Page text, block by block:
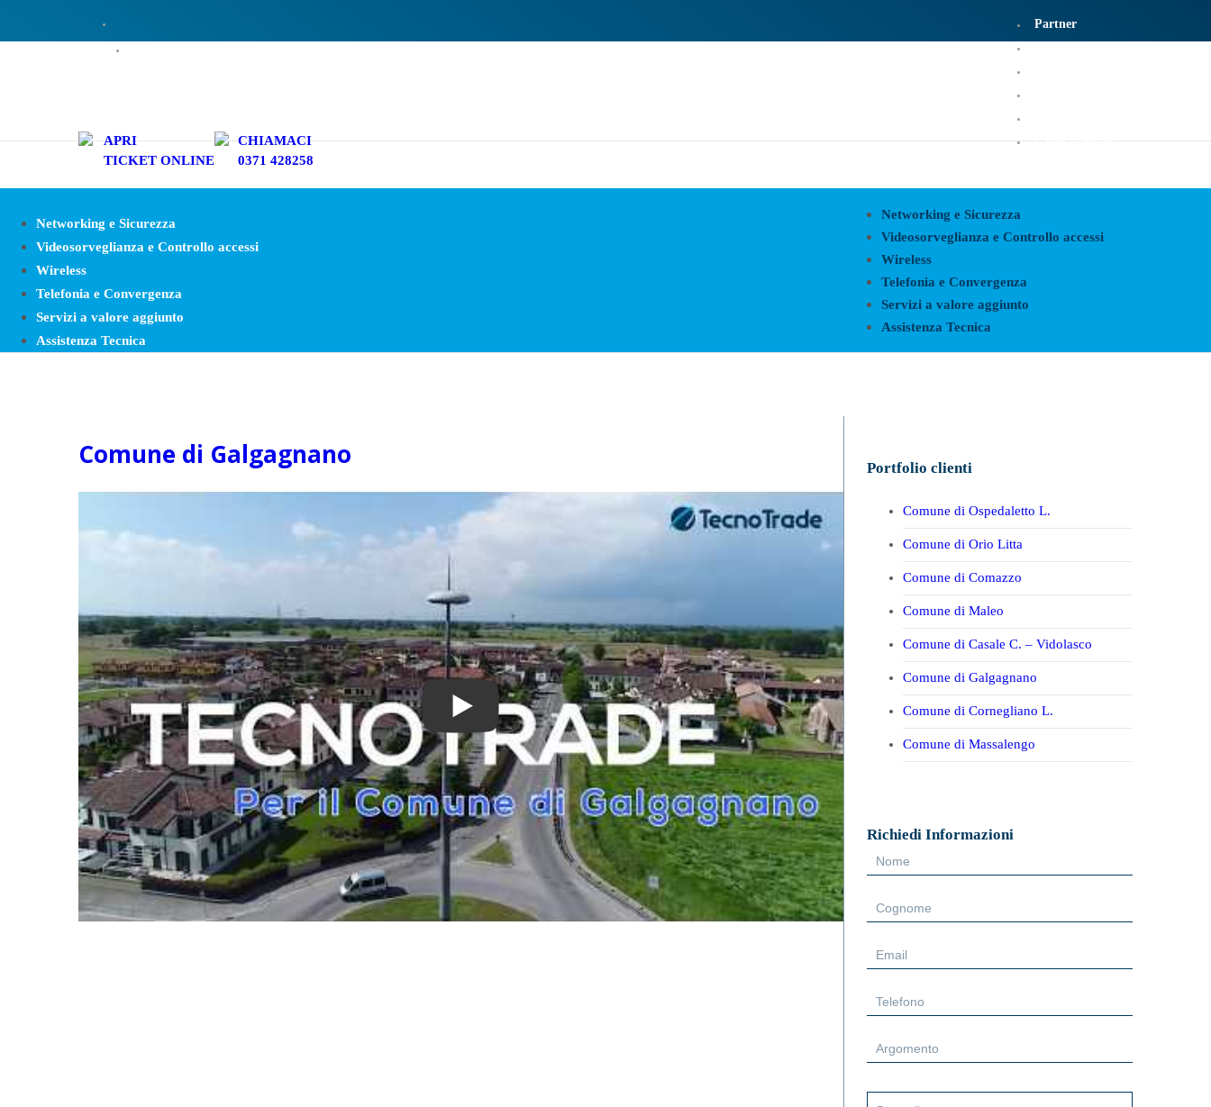
Partner
Lavora con noi
APRI
TICKET ONLINE
CHIAMACI
0371 428258
Networking e Sicurezza
Videosorveglianza e Controllo accessi
Wireless
Telefonia e Convergenza
Servizi a valore aggiunto
Assistenza Tecnica
Networking e Sicurezza
Videosorveglianza e Controllo accessi
Wireless
Telefonia e Convergenza
Servizi a valore aggiunto
Assistenza Tecnica
Comune di Galgagnano Portfolio clienti
Comune di Ospedaletto L.
Comune di Orio Litta
Comune di Comazzo
Comune di Maleo
Comune di Casale C. – Vidolasco
Comune di Galgagnano
Comune di Cornegliano L.
Comune di Massalengo
Richiedi Informazioni
Form
Sidebar